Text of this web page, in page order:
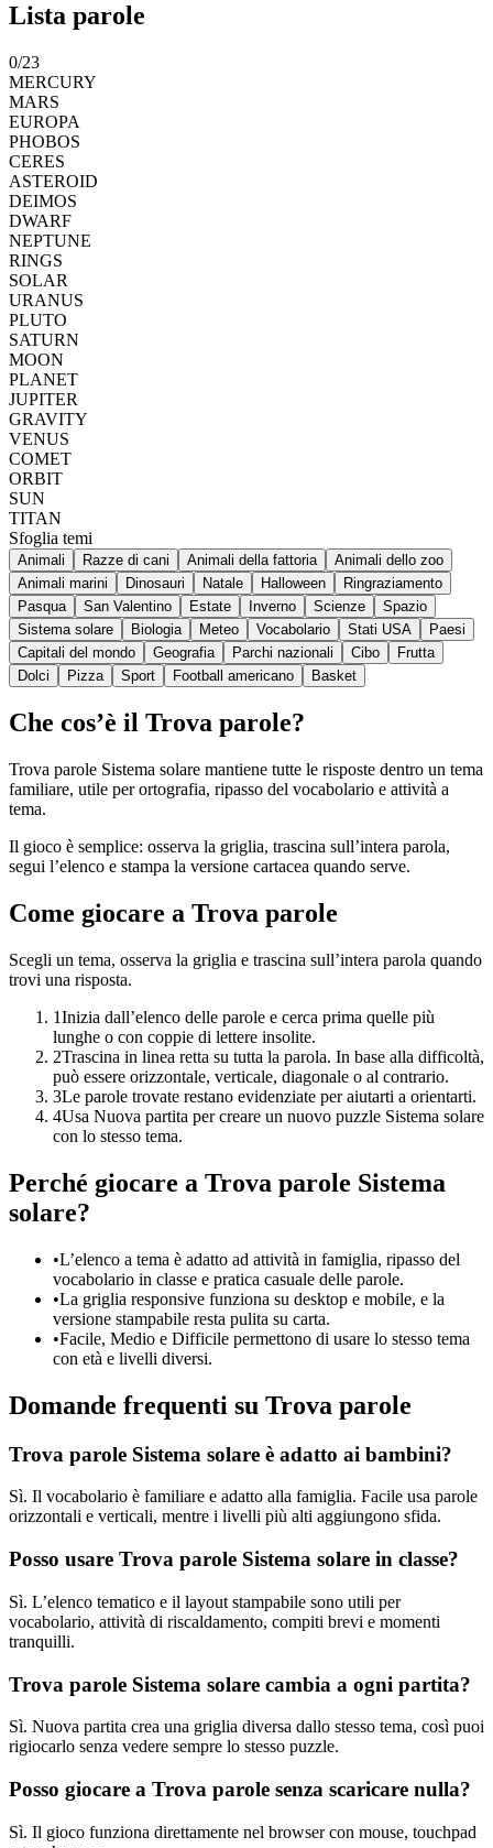
Lista parole
0/23
MERCURY
MARS
EUROPA
PHOBOS
CERES
ASTEROID
DEIMOS
DWARF
NEPTUNE
RINGS
SOLAR
URANUS
PLUTO
SATURN
MOON
PLANET
JUPITER
GRAVITY
VENUS
COMET
ORBIT
SUN
TITAN
Sfoglia temi
Animali Razze di cani Animali della fattoria
Animali dello zoo
Animali marini
Dinosauri Natale Halloween
Ringraziamento
Pasqua
San Valentino Estate Inverno Scienze
Spazio
Sistema solare
Biologia Meteo Vocabolario Stati USA
Paesi
Capitali del mondo
Geografia Parchi nazionali Cibo
Frutta
Dolci
Pizza Sport Football americano Basket
Che cos’è il Trova parole?
Trova parole Sistema solare mantiene tutte le risposte dentro un tema
familiare, utile per ortografia, ripasso del vocabolario e attività a
tema.
Il gioco è semplice: osserva la griglia, trascina sull’intera parola,
segui l’elenco e stampa la versione cartacea quando serve.
Come giocare a Trova parole
Scegli un tema, osserva la griglia e trascina sull’intera parola quando
trovi una risposta.
1Inizia dall’elenco delle parole e cerca prima quelle più
lunghe o con coppie di lettere insolite.
2Trascina in linea retta su tutta la parola. In base alla difficoltà,
può essere orizzontale, verticale, diagonale o al contrario.
3Le parole trovate restano evidenziate per aiutarti a orientarti.
4Usa Nuova partita per creare un nuovo puzzle Sistema solare
con lo stesso tema.
Perché giocare a Trova parole Sistema
solare?
•L’elenco a tema è adatto ad attività in famiglia, ripasso del
vocabolario in classe e pratica casuale delle parole.
•La griglia responsive funziona su desktop e mobile, e la
versione stampabile resta pulita su carta.
•Facile, Medio e Difficile permettono di usare lo stesso tema
con età e livelli diversi.
Domande frequenti su Trova parole
Trova parole Sistema solare è adatto ai bambini?
Sì. Il vocabolario è familiare e adatto alla famiglia. Facile usa parole
orizzontali e verticali, mentre i livelli più alti aggiungono sfida.
Posso usare Trova parole Sistema solare in classe?
Sì. L’elenco tematico e il layout stampabile sono utili per
vocabolario, attività di riscaldamento, compiti brevi e momenti
tranquilli.
Trova parole Sistema solare cambia a ogni partita?
Sì. Nuova partita crea una griglia diversa dallo stesso tema, così puoi
rigiocarlo senza vedere sempre lo stesso puzzle.
Posso giocare a Trova parole senza scaricare nulla?
Sì. Il gioco funziona direttamente nel browser con mouse, touchpad